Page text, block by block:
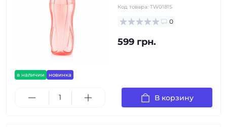
в наличии новинка
Код товара: TW0181S
0
599 грн.
В корзину